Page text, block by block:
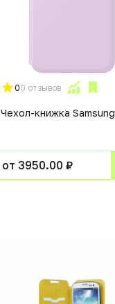
00 отзывов
Чехол-книжка Samsung
от 3950.00 ₽